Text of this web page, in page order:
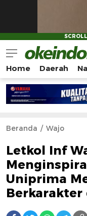
Mengonlinekan
Home Daerah
Beranda Wajo
Letkol Inf
Uniprima
Berkarakter